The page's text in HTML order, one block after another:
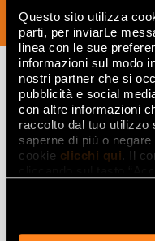
Questo sito utilizza
parti, per inviarLe
linea con le sue
informazioni sul modo
nostri partner che si
pubblicità e social
con altre informazioni
raccolto dal tuo
saperne di più o
cookie clicchi qui. Il
ISCRIVITI ORA
Lasciati
ispirare
da ambienti